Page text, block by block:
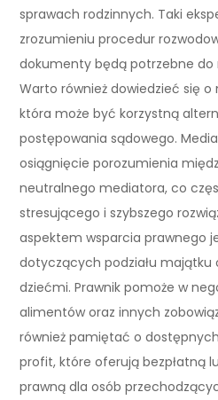
sprawach rodzinnych. Taki
zrozumieniu procedur
dokumenty będą potrzebne do
Warto również dowiedzieć się
która może być korzystną
postępowania sądowego.
osiągnięcie porozumienia
neutralnego mediatora, co
stresującego i szybszego
aspektem wsparcia prawnego
dotyczących podziału majątku
dziećmi. Prawnik pomoże w
alimentów oraz innych
również pamiętać o
profit, które oferują bezpłatną
prawną dla osób